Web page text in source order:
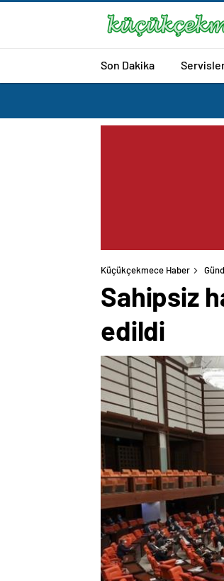
Son Dakika
Küçükçekmece Haber
Sahipsiz
edildi